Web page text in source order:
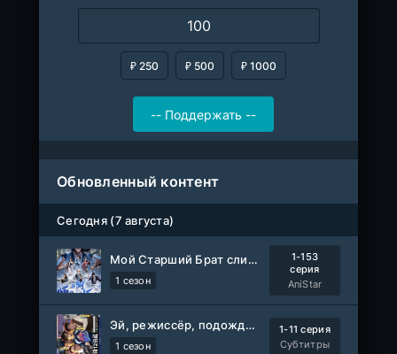
₽ 250 ₽ 500 ₽ 1000
Обновленный контент
Сегодня (7 августа)
Мой Старший Брат слишком стабилен
1 сезон
1-153
серия
AniStar
Эй, режиссёр, подождите!
1 сезон
1-11 серия
Субтитры